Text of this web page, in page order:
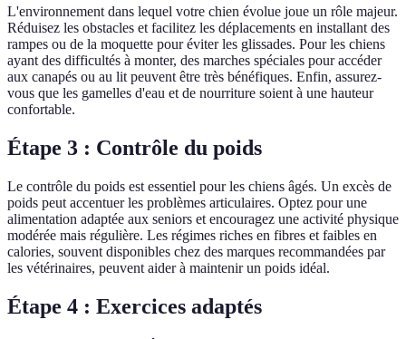
L'environnement dans lequel votre chien évolue joue un rôle majeur.
Réduisez les obstacles et facilitez les déplacements en installant des
rampes ou de la moquette pour éviter les glissades. Pour les chiens
ayant des difficultés à monter, des marches spéciales pour accéder
aux canapés ou au lit peuvent être très bénéfiques. Enfin, assurez-
vous que les gamelles d'eau et de nourriture soient à une hauteur
confortable.
Étape 3 : Contrôle du poids
Le contrôle du poids est essentiel pour les chiens âgés. Un excès de
poids peut accentuer les problèmes articulaires. Optez pour une
alimentation adaptée aux seniors et encouragez une activité physique
modérée mais régulière. Les régimes riches en fibres et faibles en
calories, souvent disponibles chez des marques recommandées par
les vétérinaires, peuvent aider à maintenir un poids idéal.
Étape 4 : Exercices adaptés